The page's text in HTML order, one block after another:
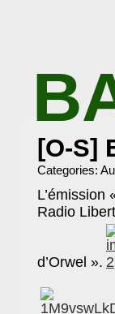
[O-S]
Categories:
L’émission
Radio
d’Orwel ».